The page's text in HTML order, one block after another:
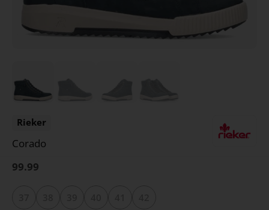
Rieker
Corado
99.99